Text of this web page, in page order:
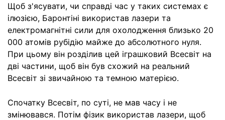
Щоб з'ясувати, чи справді час у таких системах є
ілюзією, Баронтіні використав лазери та
електромагнітні сили для охолодження близько 20
000 атомів рубідію майже до абсолютного нуля.
При цьому він розділив цей іграшковий Всесвіт на
дві частини, щоб він був схожий на реальний
Всесвіт зі звичайною та темною матерією.
Спочатку Всесвіт, по суті, не мав часу і не
змінювався. Потім фізик використав лазери, щоб